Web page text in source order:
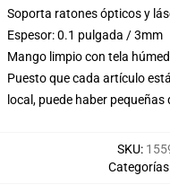
Soporta ratones ópticos y
Espesor: 0.1 pulgada / 3mm
Mango limpio con tela
Puesto que cada artículo
local, puede haber
SKU:
Categorías